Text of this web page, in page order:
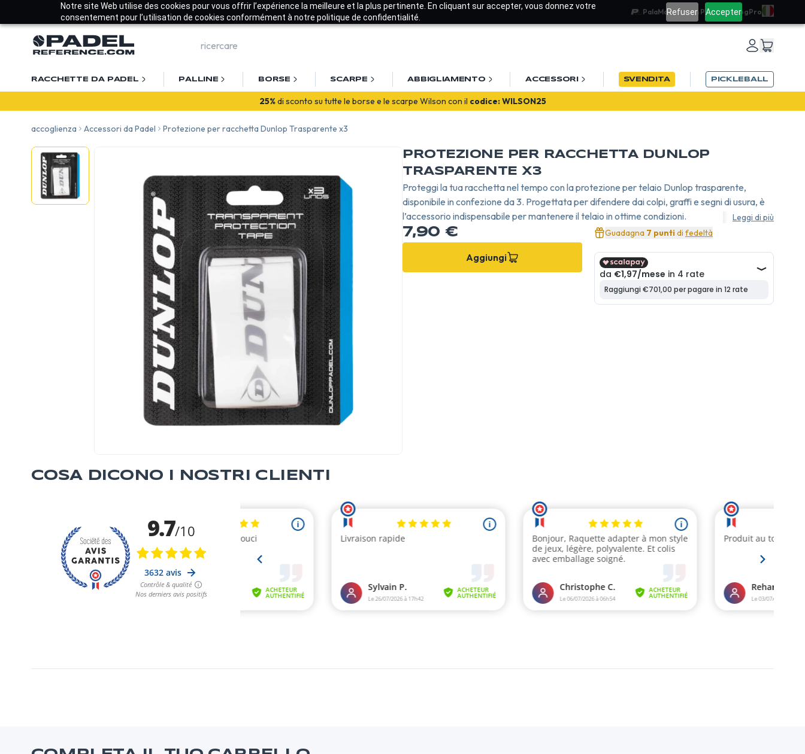
Notre site Web utilise des cookies pour vous offrir l’expérience la meilleure et la plus pertinente. En cliquant sur accepter, vous donnez votre
consentement pour l’utilisation de cookies conformément à notre politique de confidentialité.
Refuser Accepter
PalaMatchTeam PadelRefBlogPro
RACCHETTE DA PADEL PALLINE BORSE SCARPE ABBIGLIAMENTO ACCESSORI SVENDITA PICKLEBALL
Benvenuto! Ottieni il10%sul tuo primo ordine conBENVENUTO26
25%di sconto su tutte le borse e le scarpe Wilson con il
accoglienza Accessori da Padel Protezione per racchetta Dunlop Trasparente x3
PROTEZIONE PER RACCHETTA DUNLOP
TRASPARENTE X3
Proteggi la tua racchetta nel tempo con la protezione per telaio Dunlop trasparente,
disponibile in confezione da 3. Progettata per difendere dai colpi, graffi e segni di usura, è
l’accessorio indispensabile per mantenere il telaio in ottime condizioni.
Leggi di più
7,90 € Guadagna 7 puntidi fedeltà
Aggiungi
COSA DICONO I NOSTRI CLIENTI